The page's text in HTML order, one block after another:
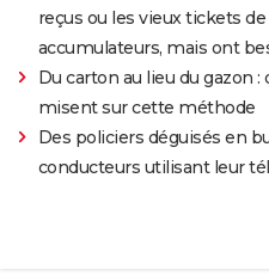
reçus ou les vieux tickets
accumulateurs, mais ont
Du carton au lieu du gazon
misent sur cette méthode
Des policiers déguisés en
conducteurs utilisant leur